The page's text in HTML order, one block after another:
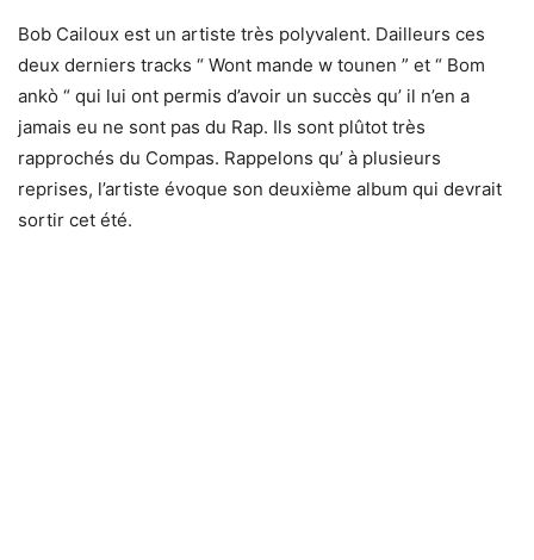
Bob Cailoux est un artiste très polyvalent. Dailleurs ces
deux derniers tracks “ Wont mande w tounen ” et “ Bom
ankò “ qui lui ont permis d’avoir un succès qu’ il n’en a
jamais eu ne sont pas du Rap. Ils sont plûtot très
rapprochés du Compas. Rappelons qu’ à plusieurs
reprises, l’artiste évoque son deuxième album qui devrait
sortir cet été.